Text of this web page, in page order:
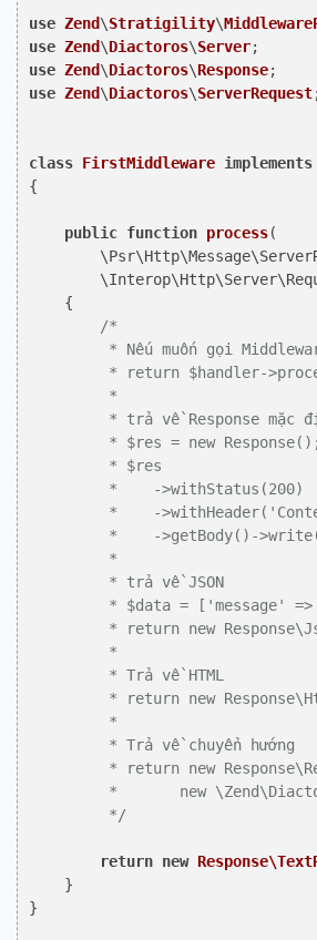
use Zend\Stratigility\
use Zend\Diactoros\Server
use Zend\Diactoros\Response
use Zend\Diactoros\ServerRequest
class FirstMiddleware implements
{
public function process(
{
/*
* Nếu muốn gọi
* return $handler-
         *
* trả về Response mặc
         * $res = new Response();
         * $res
         *    ->withStatus(200)
*    -
*    ->getBody()-
         *
         * trả về JSON
* $data = ['message' =>
* return new
         *
         * Trả về HTML
* return new
         *
         * Trả về chuyển hướng
* return new
*       new
         */
return new
    }
}